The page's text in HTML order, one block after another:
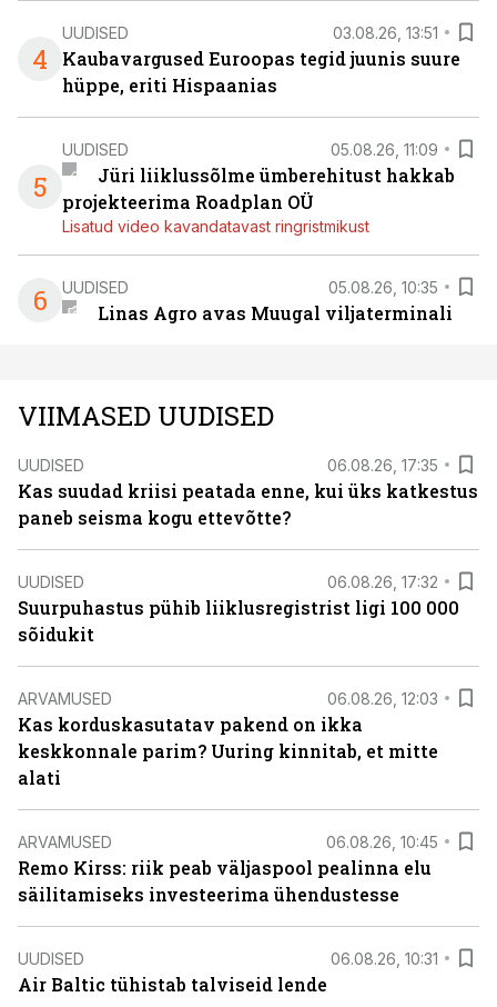
4
UUDISED 03.08.26, 13:51
Kaubavargused Euroopas tegid juunis suure
hüppe, eriti Hispaanias
5
UUDISED 05.08.26, 11:09
Jüri liiklussõlme ümberehitust hakkab
projekteerima Roadplan OÜ
Lisatud video kavandatavast ringristmikust
6 UUDISED 05.08.26, 10:35
Linas Agro avas Muugal viljaterminali
VIIMASED UUDISED
UUDISED 06.08.26, 17:35
Kas suudad kriisi peatada enne, kui üks katkestus
paneb seisma kogu ettevõtte?
UUDISED 06.08.26, 17:32
Suurpuhastus pühib liiklusregistrist ligi 100 000
sõidukit
ARVAMUSED 06.08.26, 12:03
Kas korduskasutatav pakend on ikka
keskkonnale parim? Uuring kinnitab, et mitte
alati
ARVAMUSED 06.08.26, 10:45
Remo Kirss: riik peab väljaspool pealinna elu
säilitamiseks investeerima ühendustesse
UUDISED 06.08.26, 10:31
Air Baltic tühistab talviseid lende